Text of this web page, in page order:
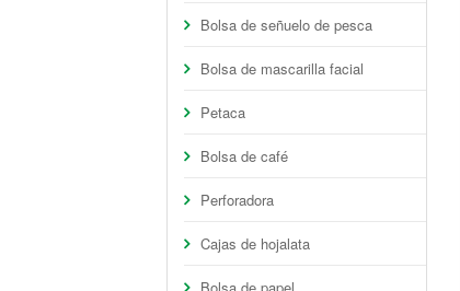
Bolsa de señuelo de pesca
Bolsa de mascarilla facial
Petaca
Bolsa de café
Perforadora
Cajas de hojalata